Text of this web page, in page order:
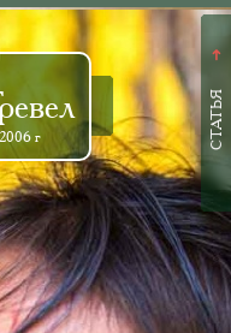
г
➜
СТАТЬЯ